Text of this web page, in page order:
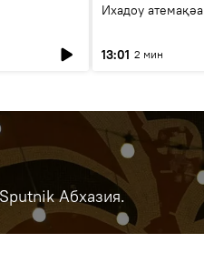
Ихадоу атемақәа
13:01 2 мин
Абхазия.